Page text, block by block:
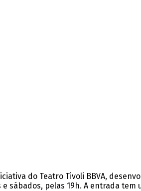
do Teatro Tivoli BBVA,
e sábados, pelas 19h. A entrada